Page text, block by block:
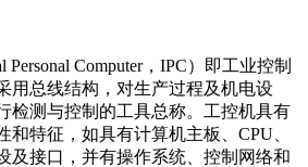
Personal Computer，IPC）即工业控制
用总线结构，对生产过程及机电设
检测与控制的工具总称。工控机具有
和特征，如具有计算机主板、CPU、
及接口，并有操作系统、控制网络和